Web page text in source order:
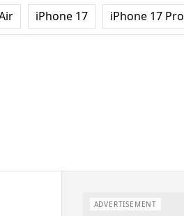
iPhone 17 iPhone 17 Pro
ADVERTISEMENT